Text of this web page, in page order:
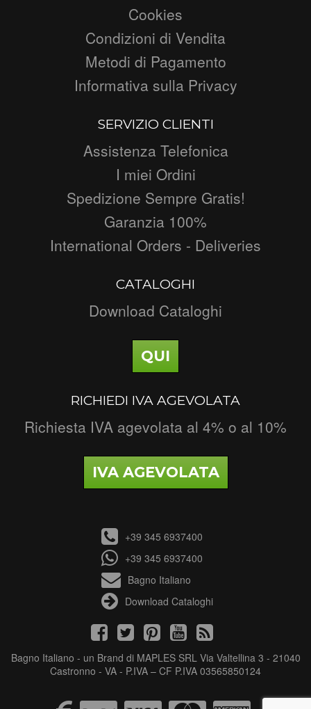
Cookies
Condizioni di Vendita
Metodi di Pagamento
Informativa sulla Privacy
SERVIZIO CLIENTI
Assistenza Telefonica
I miei Ordini
Spedizione Sempre Gratis!
Garanzia 100%
International Orders - Deliveries
CATALOGHI
Download Cataloghi
QUI
RICHIEDI IVA AGEVOLATA
Richiesta IVA agevolata al 4% o al 10%
IVA AGEVOLATA
+39 345 6937400
+39 345 6937400
Bagno Italiano
Download Cataloghi
Bagno Italiano - un Brand di MAPLES SRL Via Valtellina 3 - 21040
Castronno - VA - P.IVA – CF P.IVA 03565850124